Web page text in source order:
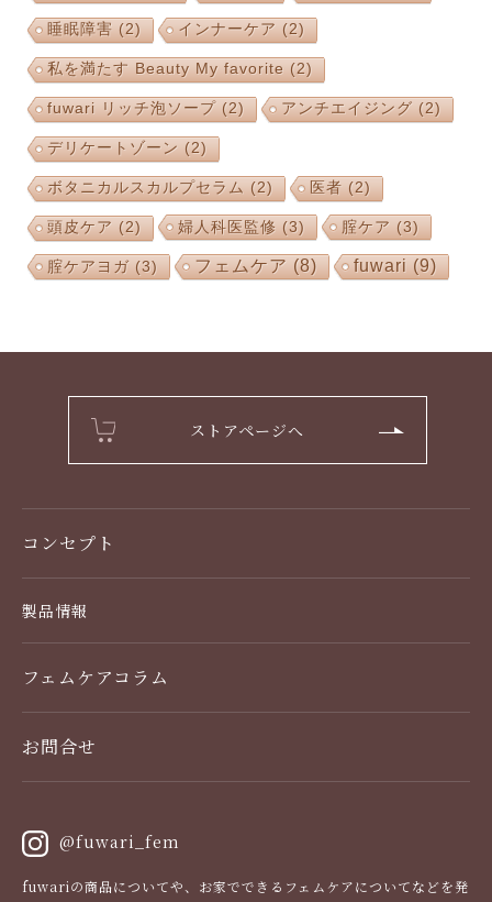
睡眠障害 (2) インナーケア (2)
私を満たす Beauty My favorite (2)
fuwari リッチ泡ソープ(2) アンチエイジング(2)
デリケートゾーン (2)
ボタニカルスカルプセラム (2) 医者 (2)
頭皮ケア (2) 婦人科医監修 (3) 腟ケア (3)
腟ケアヨガ(3) フェムケア (8) fuwari (9)
コンセプト
製品情報
デリケートゾーンケア
フェムケアコラム
お問合せ
ストアページへ
@fuwari_fem
fuwariの商品についてや、お家でできるフェムケアについてなどを発